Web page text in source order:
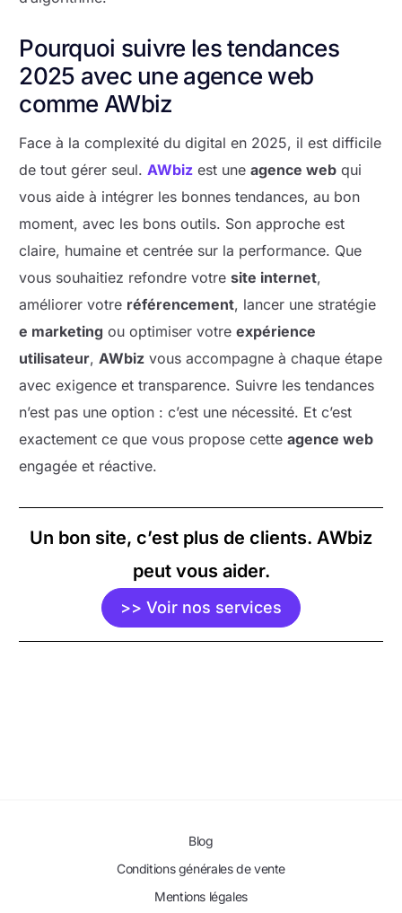
Pourquoi suivre les tendances
2025 avec une agence web
comme AWbiz
Face à la complexité du digital en 2025, il est difficile
de tout gérer seul.AWbiz est uneagence web qui
vous aide à intégrer les bonnes tendances, au bon
moment, avec les bons outils. Son approche est
claire, humaine et centrée sur la performance. Que
vous souhaitiez refondre votresite internet,
améliorer votre référencement, lancer une stratégie
e marketing ou optimiser votreexpérience
utilisateur, AWbiz vous accompagne à chaque étape
avec exigence et transparence. Suivre les tendances
n’est pas une option : c’est une nécessité. Et c’est
exactement ce que vous propose cetteagence web
engagée et réactive.
Un bon site, c’est plus de clients. AWbiz
peut vous aider.
>> Voir nos services
Blog
Conditions générales de vente
Mentions légales
Contactez-nous